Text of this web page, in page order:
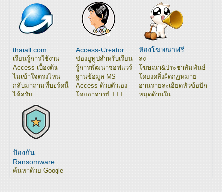
thaiall.com
เรียนรู้การใช้งาน
Access เบื้องต้น
ไม่เข้าใจตรงไหน
กลับมาถามที่บอร์ดนี้
ได้ครับ
Access-Creator
ช่องยูทูปสำหรับเรียน
รู้การพัฒนาซอฟแวร์
ฐานข้อมูล MS
Access ด้วยตัวเอง
โดยอาจารย์ TTT
ห้องโฆษณาฟรี
ลง
โฆษณา&ประชาสัมพันธ์
โดยงดสิ่งผิดกฏหมาย
อ่านรายละเอียดหัวข้อปัก
หมุดด้านใน
ป้องกัน
Ransomware
ค้นหาด้วย Google